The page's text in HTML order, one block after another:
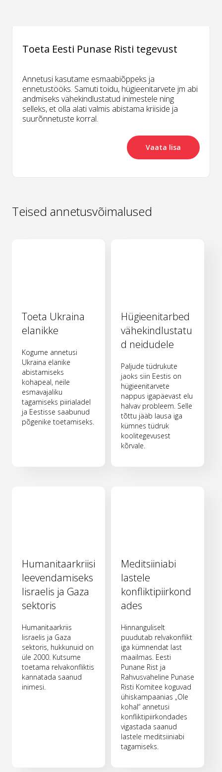
Toeta Eesti Punase Risti tegevust
Annetusi kasutame esmaabiõppeks ja
ennetustööks. Samuti toidu, hügieenitarvete jm abi
andmiseks vähekindlustatud inimestele ning
selleks, et olla alati valmis abistama kriiside ja
suurõnnetuste korral.
Vaata lisa
Teised annetusvõimalused
Toeta Ukraina
elanikke
Kogume annetusi
Ukraina elanike
abistamiseks
kohapeal, neile
esmavajaliku
tagamiseks piirialadel
ja Eestisse saabunud
põgenike toetamiseks.
Hügieenitarbed
vähekindlustatu
d neidudele
Paljude tüdrukute
jaoks siin Eestis on
hügieenitarvete
nappus igapäevast elu
halvav probleem. Selle
tõttu jääb lausa iga
kümnes tüdruk
koolitegevusest
kõrvale.
Humanitaarkriisi
leevendamiseks
Iisraelis ja Gaza
sektoris
Humanitaarkriis
Iisraelis ja Gaza
sektoris, hukkunuid on
üle 2000. Kutsume
toetama relvakonfliktis
kannatada saanud
inimesi.
Meditsiiniabi
lastele
konfliktipiirkond
ades
Hinnanguliselt
puudutab relvakonflikt
iga kümnendat last
maailmas. Eesti
Punane Rist ja
Rahvusvaheline Punase
Risti Komitee koguvad
ühiskampaanias „Ole
kohal“ annetusi
konfliktipiirkondades
vigastada saanud
lastele meditsiiniabi
tagamiseks.